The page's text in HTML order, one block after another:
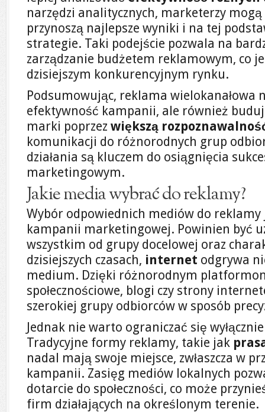
narzędzi analitycznych, marketerzy mogą
przynoszą najlepsze wyniki i na tej
strategie. Taki podejście pozwala na
zarządzanie budżetem reklamowym, co
dzisiejszym konkurencyjnym rynku.
Podsumowując, reklama wielokanałowa
efektywność kampanii, ale również
marki poprzez większą
komunikacji do różnorodnych grup
działania są kluczem do osiągnięcia
marketingowym.
Jakie media wybrać do reklamy?
Wybór odpowiednich mediów do reklamy
kampanii marketingowej. Powinien być
wszystkim od grupy docelowej oraz
dzisiejszych czasach, internet odgrywa
medium. Dzięki różnorodnym
społecznościowe, blogi czy strony
szerokiej grupy odbiorców w sposób
Jednak nie warto ograniczać się
Tradycyjne formy reklamy, takie jak
nadal mają swoje miejsce, zwłaszcza w
kampanii. Zasięg mediów lokalnych
dotarcie do społeczności, co może
firm działających na określonym terenie.